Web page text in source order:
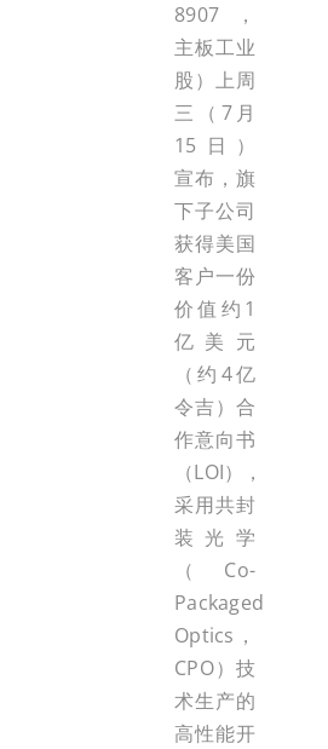
8907，
主板工业
股）上周
三（7月
15日）
宣布，旗
下子公司
获得美国
客户一份
价值约1
亿美元
（约4亿
令吉）合
作意向书
（LOI），
采用共封
装光学
（Co-
Packaged
Optics，
CPO）技
术生产的
高性能开